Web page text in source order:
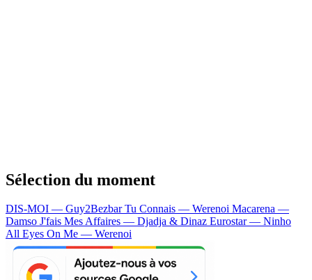
Sélection du moment
DIS-MOI — Guy2BezbarTu Connais — Werenoi Macarena —
Damso J'fais Mes Affaires — Djadja & Dinaz Eurostar — Ninho
All Eyes On Me — Werenoi